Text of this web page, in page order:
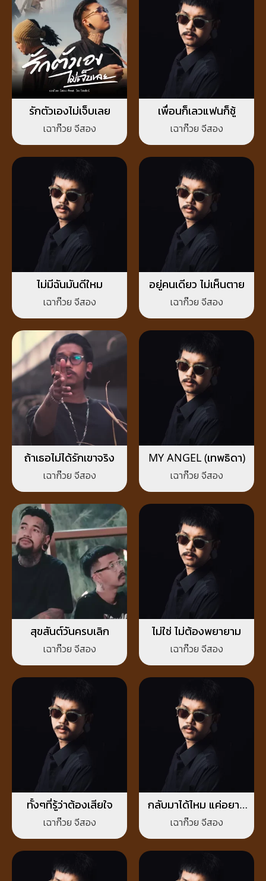
รักตัวเองไม่เจ็บเลย
เฉาก๊วย จีสอง
เพื่อนก็เลวแฟนก็ชู้
เฉาก๊วย จีสอง
ไม่มีฉันมันดีใหม
เฉาก๊วย จีสอง
อยู่คนเดียว ไม่เห็นตาย
เฉาก๊วย จีสอง
ถ้าเธอไม่ได้รักเขาจริง
เฉาก๊วย จีสอง
MY ANGEL (เทพธิดา)
เฉาก๊วย จีสอง
สุขสันต์วันครบเลิก
เฉาก๊วย จีสอง
ไม่ใช่ ไม่ต้องพยายาม
เฉาก๊วย จีสอง
ทั้งๆที่รู้ว่าต้องเสียใจ
เฉาก๊วย จีสอง
กลับมาได้ไหม แค่อยาก
พบหน้า
เฉาก๊วย จีสอง